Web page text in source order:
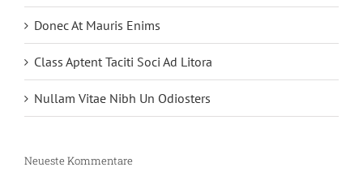
Donec At Mauris Enims
Class Aptent Taciti Soci Ad Litora
Nullam Vitae Nibh Un Odiosters
Neueste Kommentare